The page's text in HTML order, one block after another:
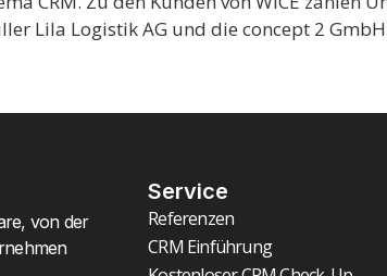
Lila Logistik AG und die concept 2
von der
Service
Referenzen
CRM Einführung